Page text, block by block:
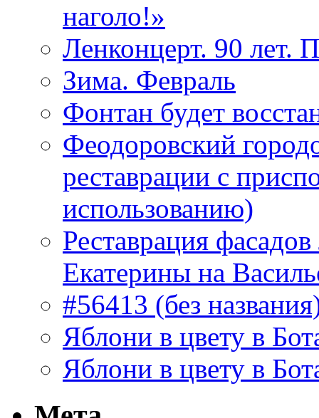
наголо!»
Ленконцерт. 90 лет.
Зима. Февраль
Фонтан будет
Феодоровский
реставрации с
использованию)
Реставрация
Екатерины на
#56413 (без
Яблони в цвету в
Яблони в цвету в